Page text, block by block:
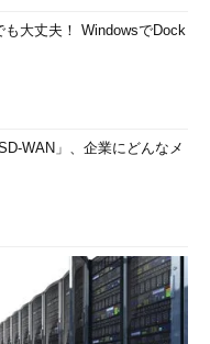
も大丈夫！ WindowsでDock
WAN」、企業にどんなメ